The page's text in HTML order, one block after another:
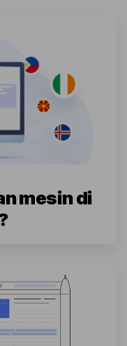
mesin di